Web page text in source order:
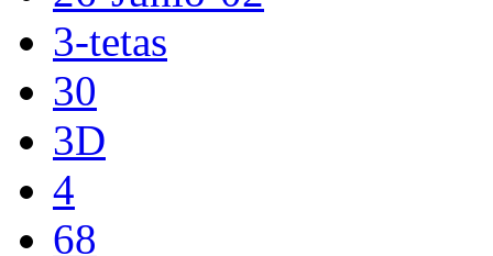
3-tetas
30
3D
4
68